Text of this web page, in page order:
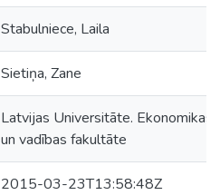
Stabulniece, Laila
Sietiņa, Zane
Latvijas Universitāte. Ekonomikas
un vadības fakultāte
2015-03-23T13:58:48Z